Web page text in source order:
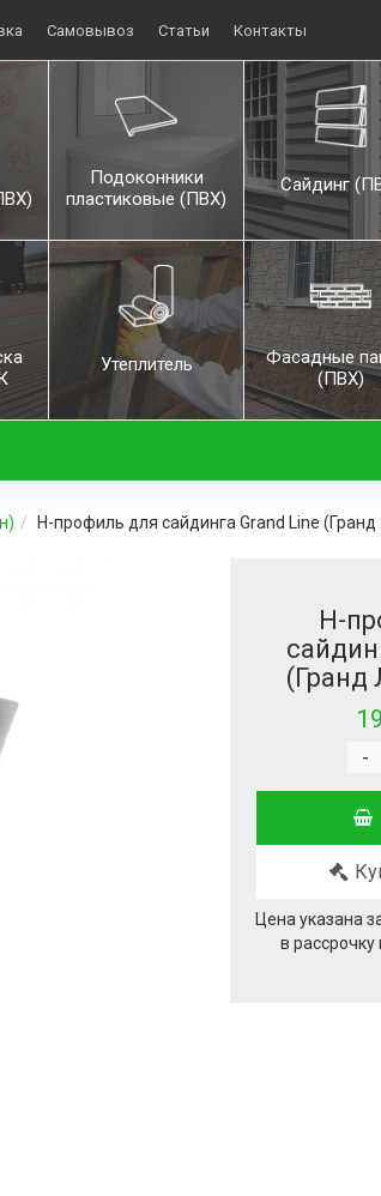
Самовывоз Статьи Контакты
Подоконники
пластиковые (ПВХ)
Сайдинг
Утеплитель
Фасадные
(ПВХ)
H-профиль для сайдинга Grand Line
H-
(Гранд
-
Цена указана
в рассрочку